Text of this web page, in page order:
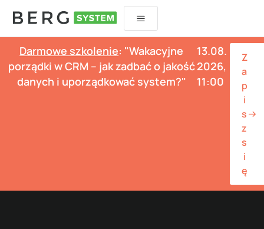
treści
Darmowe szkolenie: "Wakacyjne
porządki w CRM – jak zadbać o jakość
danych i uporządkować system?"
13.08.
2026,
11:00
Z
a
p
i
s
z
s
i
ę